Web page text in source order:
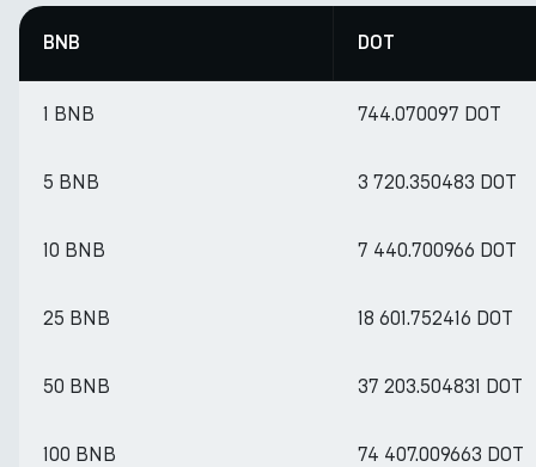
BNB DOT
1 BNB 744.070097 DOT
5 BNB 3 720.350483 DOT
10 BNB 7 440.700966 DOT
25 BNB 18 601.752416 DOT
50 BNB 37 203.504831 DOT
100 BNB 74 407.009663 DOT